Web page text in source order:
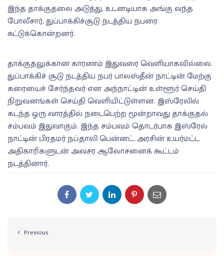
இந்த தாக்குதலை அடுத்து, உடனடியாக அங்கு வந்த
போலீசார், துப்பாக்கிச்சூடு நடத்திய நபரை
சுட்டுக்கொன்றனர்.
தாக்குதலுக்கான காரணம் இதுவரை வெளியாகவில்லை.
துப்பாக்கிச் சூடு நடத்திய நபர் பாலஸ்தீன் நாட்டின் மேற்கு
கரையைச் சேர்ந்தவர் என அந்நாட்டின் உள்ளூர் செய்தி
நிறுவனங்கள் செய்தி வெளியிட்டுள்ளன. இஸ்ரேலில்
கடந்த ஒரு வாரத்தில் நடைபெற்ற மூன்றாவது தாக்குதல்
சம்பவம் இதுவாகும். இந்த சம்பவம் தொடர்பாக இஸ்ரேல்
நாட்டின் பிரதமர் நப்தாலி பென்னட், அரசின் உயர்மட்ட
அதிகாரிகளுடன் அவசர ஆலோசனைக் கூட்டம்
நடத்தினார்.
Previous